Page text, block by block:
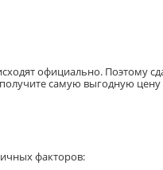
официально. Поэтому
самую выгодную цену
факторов: